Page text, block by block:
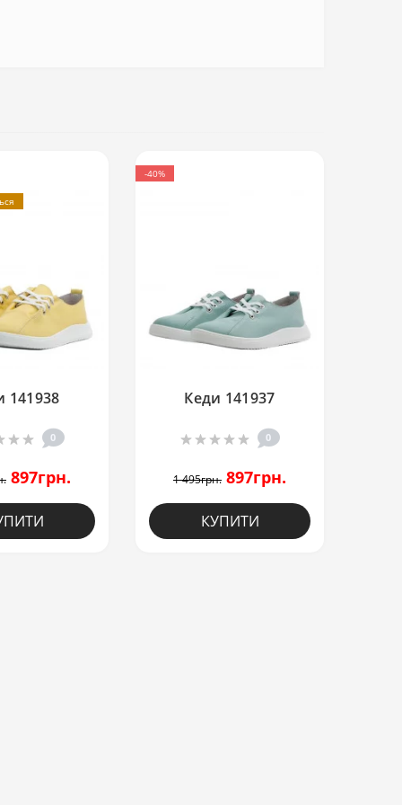
141938
0
897грн.
-40%
Кеди 141937
0
1 495грн. 897грн.
КУПИТИ